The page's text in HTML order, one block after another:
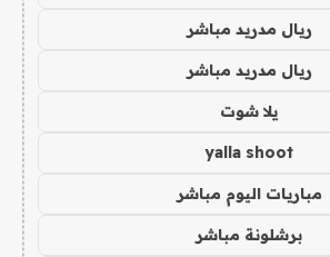
ريال مدريد مباشر
ريال مدريد مباشر
يلا شوت
yalla shoot
مباريات اليوم مباشر
برشلونة مباشر